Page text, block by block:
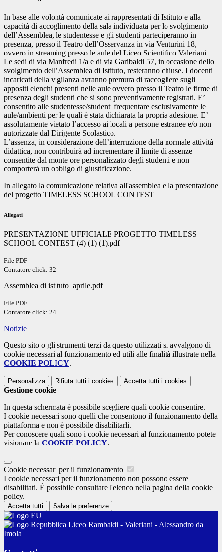
In base alle volontà comunicate ai rappresentati di Istituto e alla
capacità di accoglimento della sala individuata per lo svolgimento
dell’Assemblea, le studentesse e gli studenti parteciperanno in
presenza, presso il Teatro dell’Osservanza in via Venturini 18,
ovvero in streaming presso le aule del Liceo Scientifico Valeriani.
Le sedi di via Manfredi 1/a e di via Garibaldi 57, in occasione dello
svolgimento dell’Assemblea di Istituto, resteranno chiuse. I docenti
incaricati della vigilanza avranno premura di raccogliere sugli
appositi elenchi presenti nelle aule ovvero presso il Teatro le firme di
presenza degli studenti che si sono preventivamente registrati. E’
consentito alle studentesse/studenti frequentare esclusivamente le
aule/ambienti per le quali è stata dichiarata la propria adesione. E’
assolutamente vietato l’accesso ai locali a persone estranee e/o non
autorizzate dal Dirigente Scolastico.
L’assenza, in considerazione dell’interruzione della normale attività
didattica, non contribuirà ad incrementare il limite di assenze
consentite dal monte ore personalizzato degli studenti e non
comporterà un obbligo di giustificazione.
In allegato la comunicazione relativa all'assemblea e la presentazione
del progetto TIMELESS SCHOOL CONTEST
Allegati
PRESENTAZIONE UFFICIALE PROGETTO TIMELESS
SCHOOL CONTEST (4) (1) (1).pdf
File PDF
Contatore click: 32
Assemblea di istituto_aprile.pdf
File PDF
Contatore click: 24
Notizie
Questo sito o gli strumenti terzi da questo utilizzati si avvalgono di
cookie necessari al funzionamento ed utili alle finalità illustrate nella
COOKIE POLICY.
Personalizza Rifiuta tutti i cookies Accetta tutti i cookies
Gestione cookie
In questa schermata è possibile scegliere quali cookie consentire.
I cookie necessari sono quelli che consentono il funzionamento della
piattaforma e non è possibile disabilitarli.
Per conoscere quali sono i cookie necessari al funzionamento potete
visionare la COOKIE POLICY.
Cookie necessari per il funzionamento
I cookie necessari per il funzionamento non possono essere
disabilitati. È possibile consultare l'elenco nella pagina della cookie
policy.
Accetta tutti Salva le preferenze
Liceo Rambaldi - Valeriani - Alessandro da
Imola